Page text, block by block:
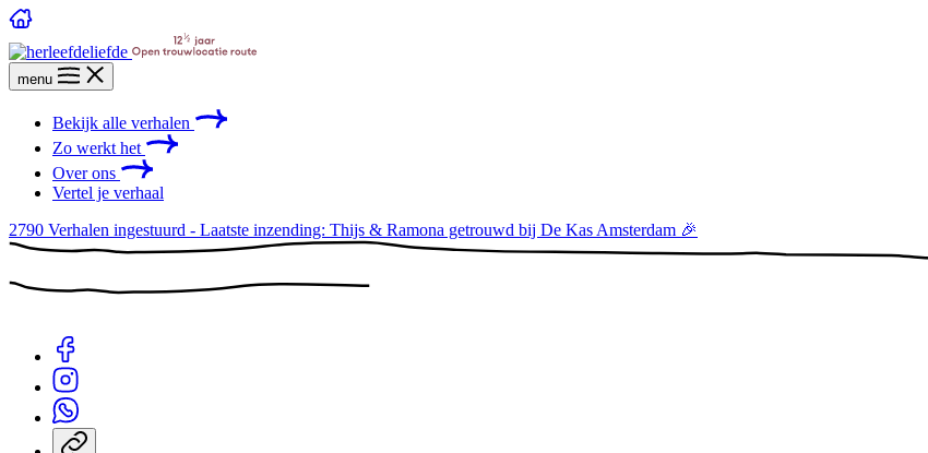
menu
Bekijk alle verhalen
Zo werkt het
Over ons
Vertel je verhaal
2790 Verhalen ingestuurd - Laatste inzending: Thijs & Ramona getrouwd bij De Kas Amsterdam 🎉